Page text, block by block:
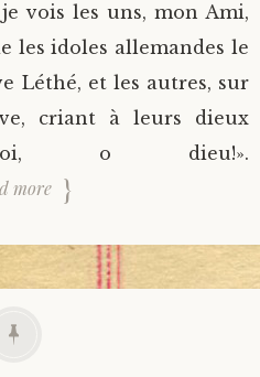
vois les uns, mon Ami,
les idoles allemandes le
Léthé, et les autres, sur
criant à leurs dieux
toi, o dieu!».
more